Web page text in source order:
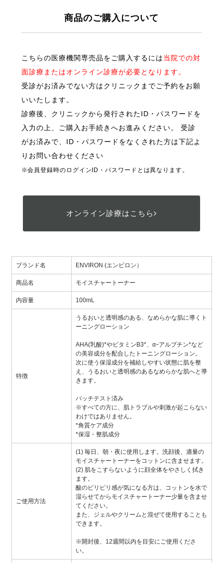
商品のご購入について
こちらの医療機関専売品をご購入するには当院での対
面診療またはオンライン診療が必要となります。
受診がお済みでない方はクリニックまでご予約をお願
いいたします。
診療後、クリニックから発行されたID・パスワードを
入力の上、ご購入お手続きへお進みください。 受診
がお済みで、ID・パスワードをなくされた方は下記よ
りお問い合わせください
※会員登録時のログインID・パスワードとは異なります。
オンライン診療はこちら
ブランド名 ENVIRON (エンビロン）
商品名 モイスチャートーナー
内容量 100mL
特徴
うるおいと透明感のある、なめらかな肌に導くト
ーニングローション
AHA(乳酸)*やビタミンB3*、αｰアルブチン*など
の美容成分を配合したトーニングローション。
次に使う保湿成分を補給しやすい状態に肌を整
え、うるおいと透明感のあるなめらかな肌へと導
きます。
パッチテスト済み
※すべての方に、肌トラブルや刺激が起こらない
わけではありません。
*角質ケア成分
*保湿・整肌成分
ご使用方法
(1) 毎日、朝・夜に使用します。洗顔後、適量の
モイスチャートーナーをコットンに含ませます。
(2) 肌をこすらないように顔全体をやさしく拭き
ます。
酸のピリピリ感が気になる方は、コットンを水で
湿らせてからモイスチャートーナー少量を含ませ
てください。
また、ジェルやクリームと混ぜて使用することも
できます。
※開封後、12週間以内を目安にご使用くださ
い。